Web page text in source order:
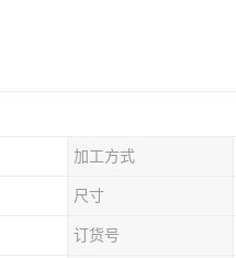
加工方式
尺寸
订货号